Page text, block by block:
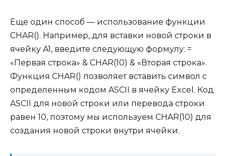
Еще один способ — использование функции
CHAR(). Например, для вставки новой строки в
ячейку A1, введите следующую формулу: =
«Первая строка» & CHAR(10) & «Вторая строка».
Функция CHAR() позволяет вставить символ с
определенным кодом ASCII в ячейку Excel. Код
ASCII для новой строки или перевода строки
равен 10, поэтому мы используем CHAR(10) для
создания новой строки внутри ячейки.